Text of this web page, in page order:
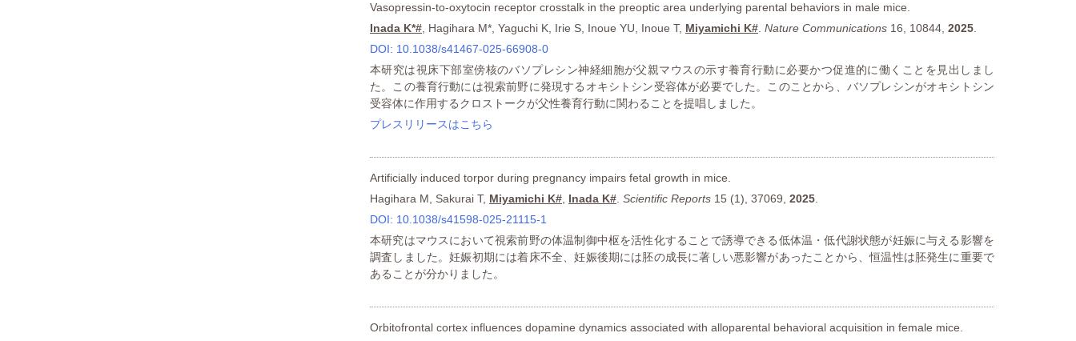
Vasopressin-to-oxytocin receptor crosstalk in the preoptic area underlying parental behaviors in male mice.
Inada K*# , Hagihara M*, Yaguchi K, Irie S, Inoue YU, Inoue T, Miyamichi K# Nature Communications 16, 10844, 2025
DOI: 10.1038/s41467-025-66908-0
本研究は視床下部室傍核のバソプレシン神経細胞が父親マウスの示す養育行動に必要かつ促進的に働くことを見出しまし
た。この養育行動には視索前野に発現するオキシトシン受容体が必要でした。このことから、バソプレシンがオキシトシン
受容体に作用するクロストークが父性養育行動に関わることを提唱しました。
プレスリリースはこちら
Artificially induced torpor during pregnancy impairs fetal growth in mice.
Hagihara M, Sakurai T, Miyamichi K# Inada K# Scientific Reports 15 (1), 37069, 2025
DOI: 10.1038/s41598-025-21115-1
本研究はマウスにおいて視索前野の体温制御中枢を活性化することで誘導できる低体温・低代謝状態が妊娠に与える影響を
調査しました。妊娠初期には着床不全、妊娠後期には胚の成長に著しい悪影響があったことから、恒温性は胚発生に重要で
あることが分かりました。
Orbitofrontal cortex influences dopamine dynamics associated with alloparental behavioral acquisition in female mice.